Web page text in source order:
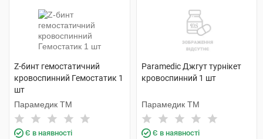
Z-бинт гемостатичний
кровоспинний Гемостатик 1
шт
Парамедик ТМ
Є в наявності
Paramedic Джгут турнікет
кровоспинний 1 шт
Парамедик ТМ
Є в наявності